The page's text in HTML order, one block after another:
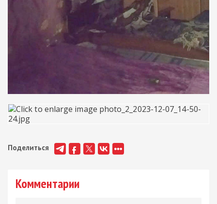
Поделиться
Комментарии